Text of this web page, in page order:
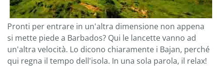
Pronti per entrare in un'altra dimensione non appena
si mette piede a Barbados? Qui le lancette vanno ad
un'altra velocità. Lo dicono chiaramente i Bajan, perché
qui regna il tempo dell'isola. In una sola parola, il relax!